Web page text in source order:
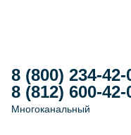
8 (800) 234-42-
8 (812) 600-42-
Многоканальный